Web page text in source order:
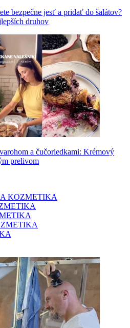
bezpečne jesť a pridať do šalátov?
druhov
a čučoriedkami: Krémový
prelivom
KOZMETIKA